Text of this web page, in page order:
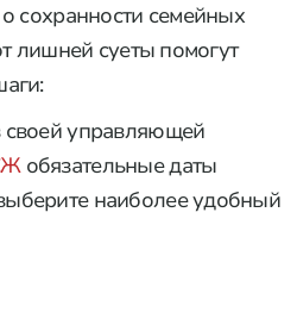
сохранности семейных
лишней суеты помогут
своей управляющей
обязательные даты
наиболее удобный